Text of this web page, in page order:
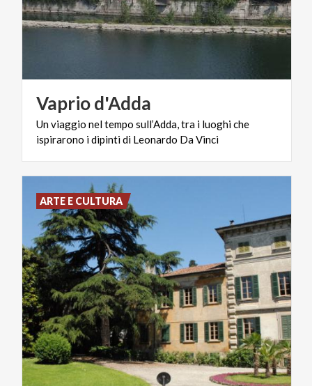
Vapriod'Adda
Unviaggio neltempo sull’Adda,tra i luoghiche
ispirarono idipintidi Leonardo DaVinci
ARTE E CULTURA